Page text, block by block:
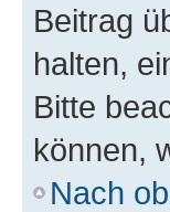
Beitrag
halten,
Bitte
können,
Nach